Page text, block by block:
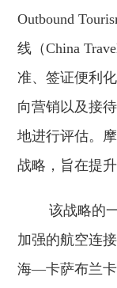
Outbound
线（China
准、签证便利
向营销以及接
地进行评估。
战略，旨在提
该战略的
加强的航空连
海—卡萨布兰